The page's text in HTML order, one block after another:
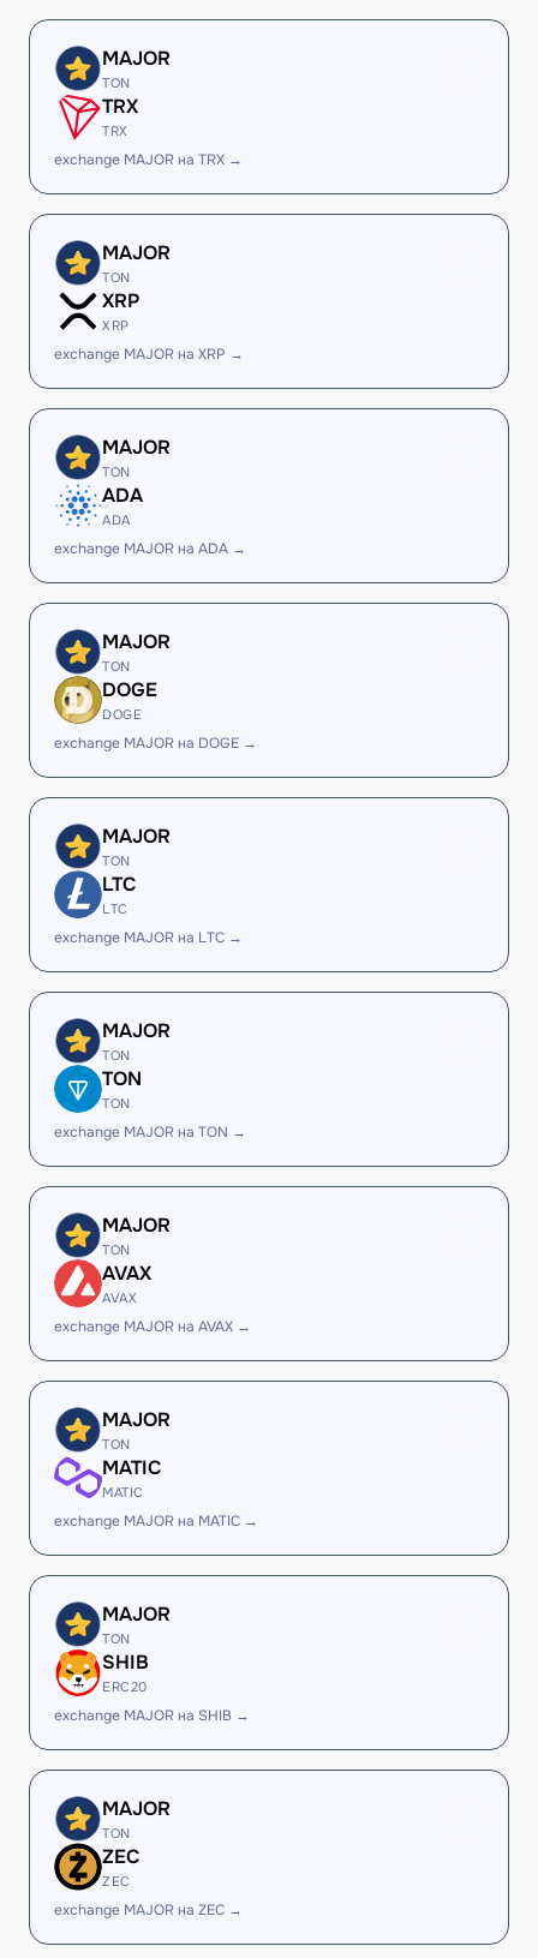
MAJOR
TON
TRX
TRX
exchange MAJOR на TRX →
MAJOR
TON
XRP
XRP
exchange MAJOR на XRP →
MAJOR
TON
ADA
ADA
exchange MAJOR на ADA →
MAJOR
TON
DOGE
DOGE
exchange MAJOR на DOGE →
MAJOR
TON
LTC
LTC
exchange MAJOR на LTC →
MAJOR
TON
TON
TON
exchange MAJOR на TON →
MAJOR
TON
AVAX
AVAX
exchange MAJOR на AVAX →
MAJOR
TON
MATIC
MATIC
exchange MAJOR на MATIC →
MAJOR
TON
SHIB
ERC20
exchange MAJOR на SHIB →
MAJOR
TON
ZEC
ZEC
exchange MAJOR на ZEC →